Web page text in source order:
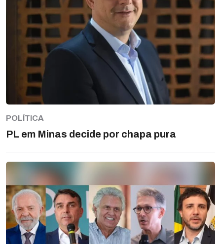
POLÍTICA
PL em Minas decide por chapa pura